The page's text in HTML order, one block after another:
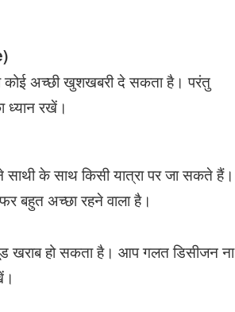
अच्छी खुशखबरी दे सकता है। परंतु
ध्यान रखें।
के साथ किसी यात्रा पर जा सकते हैं।
बहुत अच्छा रहने वाला है।
खराब हो सकता है। आप गलत डिसीजन ना